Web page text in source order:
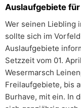
Auslaufgebiete
Wer seinen Liebling
sollte sich im
Auslaufgebiete
Setzzeit vom 01.
Wesermarsch
Freilaufgebiete, bis
Burhave, mit ein. In